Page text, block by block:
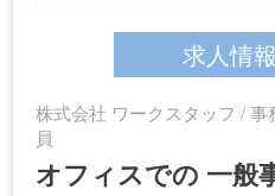
求人情
株式会社 ワークスタッフ /
員
オフィスでの 一般